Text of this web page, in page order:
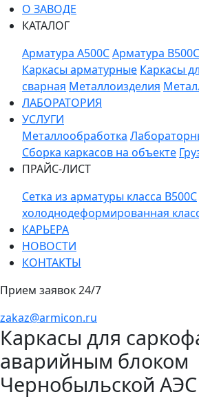
О ЗАВОДЕ
КАТАЛОГ
Арматура A500CАрматура B500C
Каркасы арматурные Каркасы
сварная Металлоизделия
ЛАБОРАТОРИЯ
УСЛУГИ
Металлообработка
Сборка каркасов на объекте
ПРАЙС-ЛИСТ
Сетка из арматуры класса В500С
холоднодеформированная
КАРЬЕРА
НОВОСТИ
КОНТАКТЫ
Прием заявок 24/7
zakaz@armicon.ru
Каркасы для
аварийным блоком
Чернобыльской АЭС